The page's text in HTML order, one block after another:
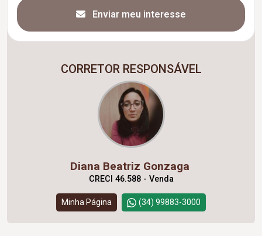
Enviar meu interesse
CORRETOR RESPONSÁVEL
Diana Beatriz Gonzaga
CRECI 46.588 - Venda
Minha Página (34) 99883-3000